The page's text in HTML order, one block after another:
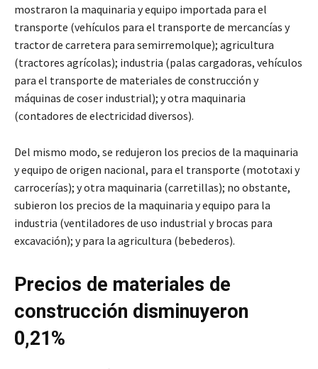
mostraron la maquinaria y equipo importada para el
transporte (vehículos para el transporte de mercancías y
tractor de carretera para semirremolque); agricultura
(tractores agrícolas); industria (palas cargadoras, vehículos
para el transporte de materiales de construcción y
máquinas de coser industrial); y otra maquinaria
(contadores de electricidad diversos).
Del mismo modo, se redujeron los precios de la maquinaria
y equipo de origen nacional, para el transporte (mototaxi y
carrocerías); y otra maquinaria (carretillas); no obstante,
subieron los precios de la maquinaria y equipo para la
industria (ventiladores de uso industrial y brocas para
excavación); y para la agricultura (bebederos).
Precios de materiales de
construcción disminuyeron
0,21%